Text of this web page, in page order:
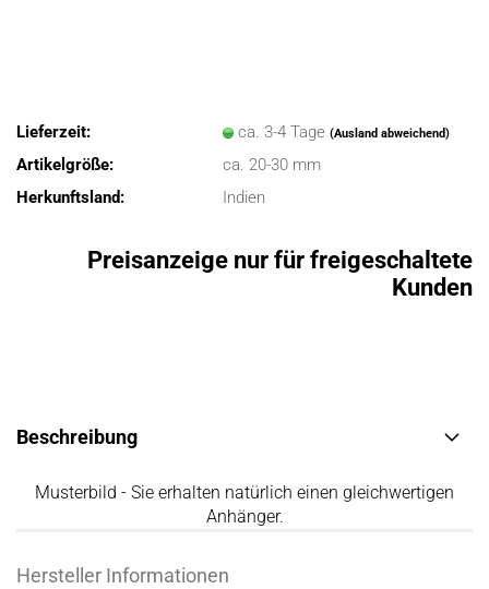
Lieferzeit: ca. 3-4 Tage(Ausland abweichend)
Artikelgröße:
ca. 20-30 mm
Herkunftsland:
Indien
Preisanzeige nur für freigeschaltete
Kunden
Beschreibung
Musterbild - Sie erhalten natürlich einen gleichwertigen
Anhänger.
Hersteller Informationen